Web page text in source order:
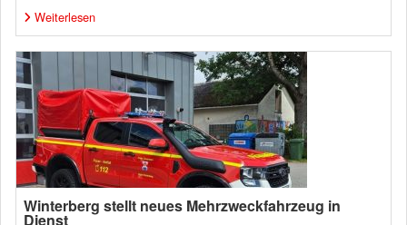
Weiterlesen
Winterberg stellt neues Mehrzweckfahrzeug in
Dienst